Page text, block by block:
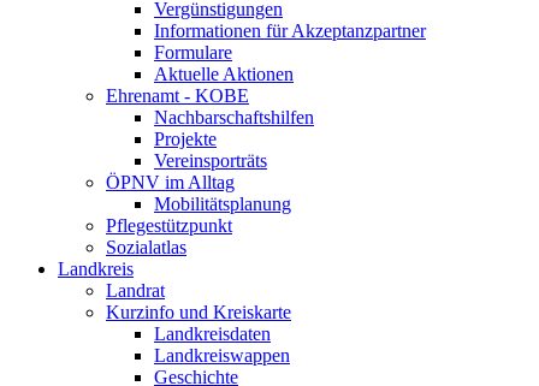
Vergünstigungen
Informationen für Akzeptanzpartner
Formulare
Aktuelle Aktionen
Ehrenamt - KOBE
Nachbarschaftshilfen
Projekte
Vereinsporträts
ÖPNV im Alltag
Mobilitätsplanung
Pflegestützpunkt
Sozialatlas
Landkreis
Landrat
Kurzinfo und Kreiskarte
Landkreisdaten
Landkreiswappen
Geschichte